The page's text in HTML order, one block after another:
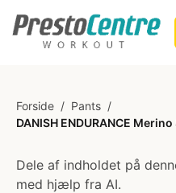
Forside / Pants /
DANISH ENDURANCE
Dele af indholdet på
med hjælp fra AI.